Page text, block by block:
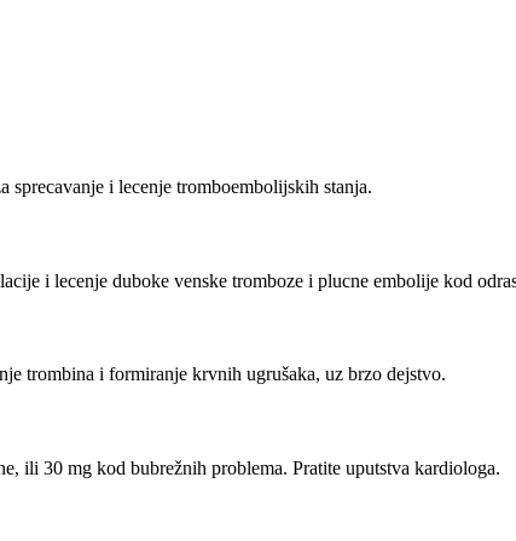
i lecenje tromboembolijskih stanja.
i lecenje duboke venske tromboze i plucne embolije kod
trombina i formiranje krvnih ugrušaka, uz brzo dejstvo.
ili 30 mg kod bubrežnih problema. Pratite uputstva kardiologa.